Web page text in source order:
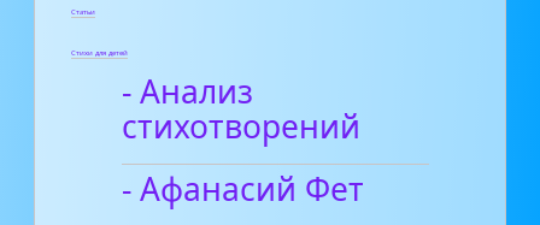
Статьи
Стихи для детей
- Анализ
стихотворений
- Афанасий Фет